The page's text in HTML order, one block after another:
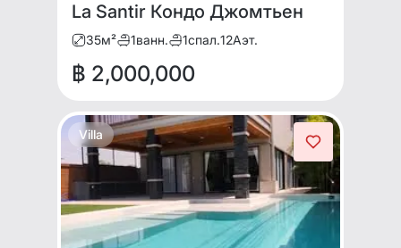
La Santir Кондо Джомтьен
35м² 1ванн. 1спал.12Aэт.
฿ 2,000,000
Villa